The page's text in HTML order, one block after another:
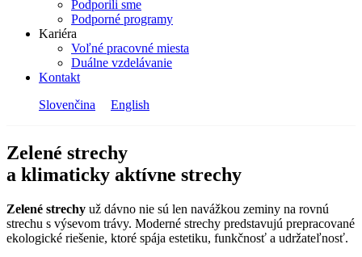
Podporili sme
Podporné programy
Kariéra
Voľné pracovné miesta
Duálne vzdelávanie
Kontakt
Slovenčina
English
Zelené strechy
a klimaticky aktívne strechy
Zelené strechy už dávno nie sú len navážkou zeminy na rovnú
strechu s výsevom trávy. Moderné strechy predstavujú prepracované
ekologické riešenie, ktoré spája estetiku, funkčnosť a udržateľnosť.